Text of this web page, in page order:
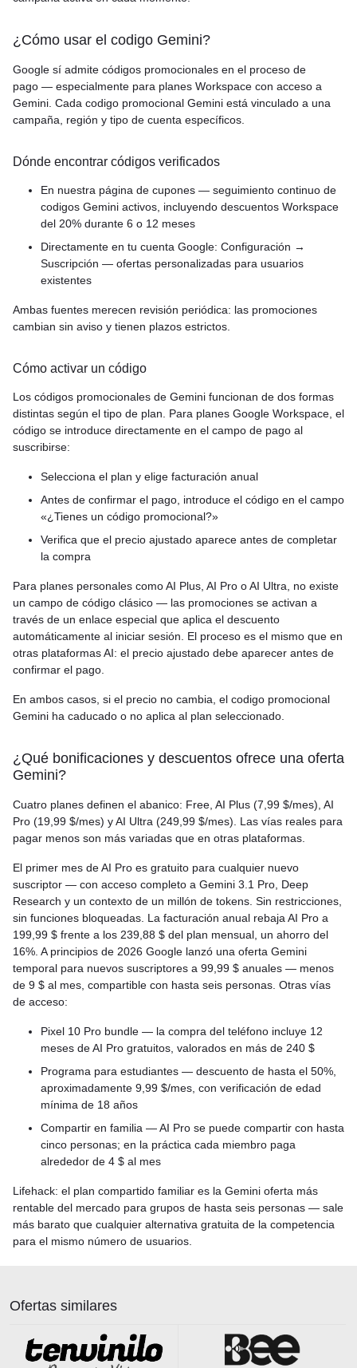
¿Cómo usar el codigo Gemini?
Google sí admite códigos promocionales en el proceso de
pago — especialmente para planes Workspace con acceso a
Gemini. Cada codigo promocional Gemini está vinculado a una
campaña, región y tipo de cuenta específicos.
Dónde encontrar códigos verificados
En nuestra página de cupones — seguimiento continuo de
codigos Gemini activos, incluyendo descuentos Workspace
del 20% durante 6 o 12 meses
Directamente en tu cuenta Google: Configuración →
Suscripción — ofertas personalizadas para usuarios
existentes
Ambas fuentes merecen revisión periódica: las promociones
cambian sin aviso y tienen plazos estrictos.
Cómo activar un código
Los códigos promocionales de Gemini funcionan de dos formas
distintas según el tipo de plan. Para planes Google Workspace, el
código se introduce directamente en el campo de pago al
suscribirse:
Selecciona el plan y elige facturación anual
Antes de confirmar el pago, introduce el código en el campo
«¿Tienes un código promocional?»
Verifica que el precio ajustado aparece antes de completar
la compra
Para planes personales como AI Plus, AI Pro o AI Ultra, no existe
un campo de código clásico — las promociones se activan a
través de un enlace especial que aplica el descuento
automáticamente al iniciar sesión. El proceso es el mismo que en
otras plataformas AI: el precio ajustado debe aparecer antes de
confirmar el pago.
En ambos casos, si el precio no cambia, el codigo promocional
Gemini ha caducado o no aplica al plan seleccionado.
¿Qué bonificaciones y descuentos ofrece una oferta
Gemini?
Cuatro planes definen el abanico: Free, AI Plus (7,99 $/mes), AI
Pro (19,99 $/mes) y AI Ultra (249,99 $/mes). Las vías reales para
pagar menos son más variadas que en otras plataformas.
El primer mes de AI Pro es gratuito para cualquier nuevo
suscriptor — con acceso completo a Gemini 3.1 Pro, Deep
Research y un contexto de un millón de tokens. Sin restricciones,
sin funciones bloqueadas. La facturación anual rebaja AI Pro a
199,99 $ frente a los 239,88 $ del plan mensual, un ahorro del
16%. A principios de 2026 Google lanzó una oferta Gemini
temporal para nuevos suscriptores a 99,99 $ anuales — menos
de 9 $ al mes, compartible con hasta seis personas. Otras vías
de acceso:
Pixel 10 Pro bundle — la compra del teléfono incluye 12
meses de AI Pro gratuitos, valorados en más de 240 $
Programa para estudiantes — descuento de hasta el 50%,
aproximadamente 9,99 $/mes, con verificación de edad
mínima de 18 años
Compartir en familia — AI Pro se puede compartir con hasta
cinco personas; en la práctica cada miembro paga
alrededor de 4 $ al mes
Lifehack: el plan compartido familiar es la Gemini oferta más
rentable del mercado para grupos de hasta seis personas — sale
más barato que cualquier alternativa gratuita de la competencia
para el mismo número de usuarios.
Ofertas similares